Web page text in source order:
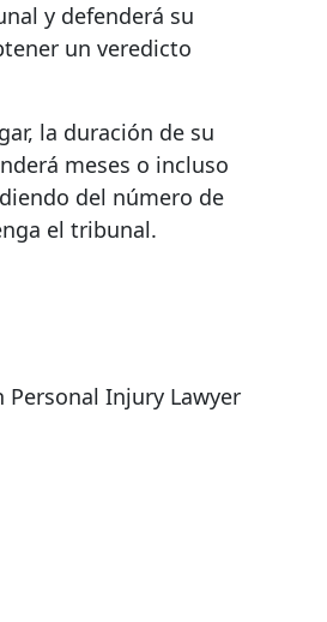
y defenderá su
un veredicto
la duración de su
meses o incluso
del número de
el tribunal.